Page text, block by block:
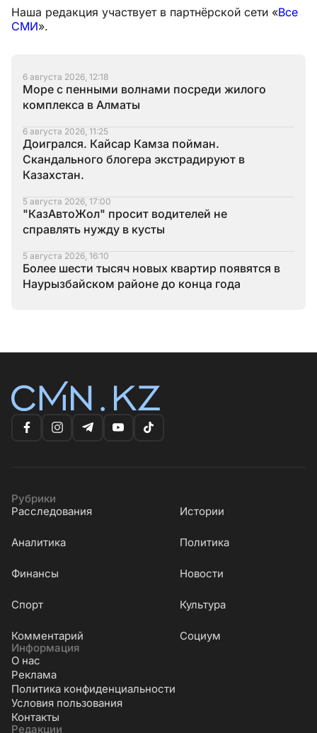
Наша редакция участвует в партнёрской сети «Все
СМИ».
6 августа 2026, 12:18
Море с пенными волнами посреди жилого
комплекса в Алматы
6 августа 2026, 11:25
Доигрался. Кайсар Камза пойман.
Скандального блогера экстрадируют в
Казахстан.
5 августа 2026, 17:00
"КазАвтоЖол" просит водителей не
справлять нужду в кусты
5 августа 2026, 16:10
Более шести тысяч новых квартир появятся в
Наурызбайском районе до конца года
Рубрики
Расследования
Истории
Аналитика Политика
Финансы Новости
Cпорт Культура
Комментарий
Социум
Информация
О нас
Реклама
Политика конфиденциальности
Условия пользования
Контакты
Редакции